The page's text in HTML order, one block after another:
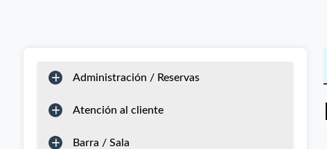
Administración / Reservas
Atención al cliente
Barra / Sala